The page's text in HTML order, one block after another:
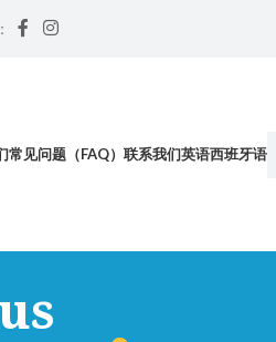
常见问题（FAQ）联系我们英语西班牙语